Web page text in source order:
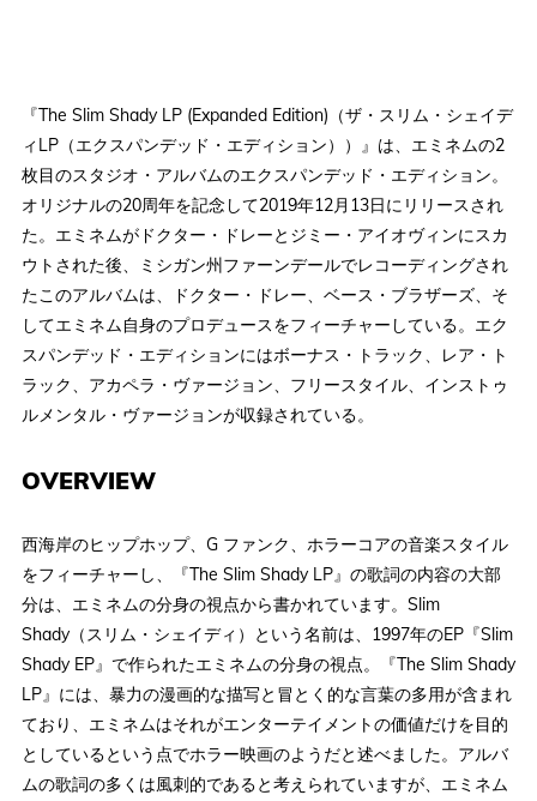
『The Slim Shady LP (Expanded Edition)（ザ・スリム・シェイデ
ィLP（エクスパンデッド・エディション））』は、エミネムの2
枚目のスタジオ・アルバムのエクスパンデッド・エディション。
オリジナルの20周年を記念して2019年12月13日にリリースされ
た。エミネムがドクター・ドレーとジミー・アイオヴィンにスカ
ウトされた後、ミシガン州ファーンデールでレコーディングされ
たこのアルバムは、ドクター・ドレー、ベース・ブラザーズ、そ
してエミネム自身のプロデュースをフィーチャーしている。エク
スパンデッド・エディションにはボーナス・トラック、レア・ト
ラック、アカペラ・ヴァージョン、フリースタイル、インストゥ
ルメンタル・ヴァージョンが収録されている。
OVERVIEW
西海岸のヒップホップ、G ファンク、ホラーコアの音楽スタイル
をフィーチャーし、『The Slim Shady LP』の歌詞の内容の大部
分は、エミネムの分身の視点から書かれています。Slim
Shady（スリム・シェイディ）という名前は、1997年のEP『Slim
Shady EP』で作られたエミネムの分身の視点。『The Slim Shady
LP』には、暴力の漫画的な描写と冒とく的な言葉の多用が含まれ
ており、エミネムはそれがエンターテイメントの価値だけを目的
としているという点でホラー映画のようだと述べました。アルバ
ムの歌詞の多くは風刺的であると考えられていますが、エミネム